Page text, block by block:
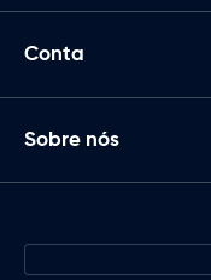
Conta
Sobre nós